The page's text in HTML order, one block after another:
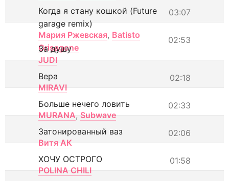
03:07
Когда я стану кошкой (Future
garage remix)
Мария Ржевская, Batisto
Grisagone
02:53
За душу
JUDI
02:18
Вера
MIRAVI
02:33
Больше нечего ловить
MURANA, Subwave
02:06
Затонированный ваз
Витя АК
01:58
ХОЧУ ОСТРОГО
POLINA CHILI